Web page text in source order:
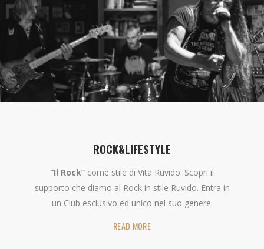
ROCK&LIFESTYLE
“Il Rock” come stile di Vita Ruvido. Scopri il
supporto che diamo al Rock in stile Ruvido. Entra in
un Club esclusivo ed unico nel suo genere.
READ MORE